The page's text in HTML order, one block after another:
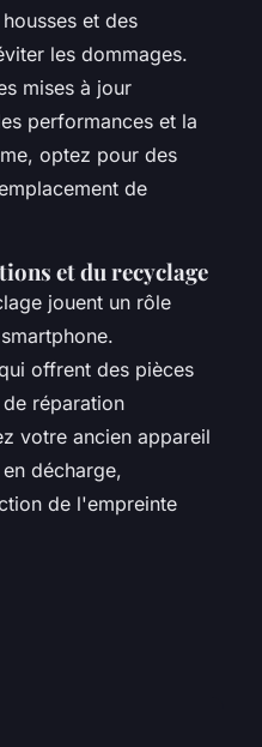
et des
les dommages.
mises à jour
performances et la
optez pour des
de
et du recyclage
jouent un rôle
offrent des pièces
réparation
votre ancien appareil
décharge,
de l'empreinte